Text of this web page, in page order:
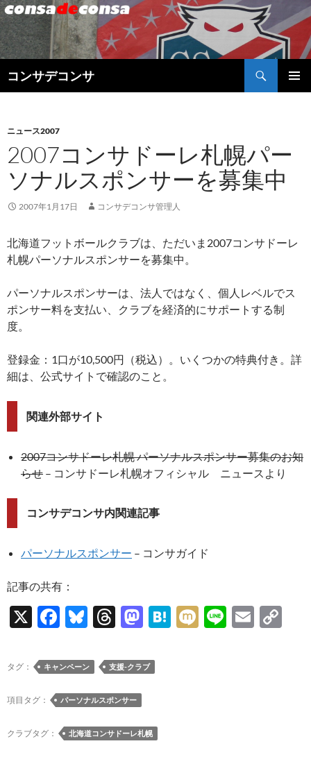
コンサデコンサ
索
ン
ツ
へ
ス
キ
ッ
ニュース2007
2007コンサドーレ札幌パー
ソナルスポンサーを募集中
2007年1月17日 コンサデコンサ管理人
北海道フットボールクラブは、ただいま2007コンサドーレ
札幌パーソナルスポンサーを募集中。
パーソナルスポンサーは、法人ではなく、個人レベルでス
ポンサー料を支払い、クラブを経済的にサポートする制
度。
登録金：1口が10,500円（税込）。いくつかの特典付き。詳
細は、公式サイトで確認のこと。
関連外部サイト
2007コンサドーレ札幌 パーソナルスポンサー募集のお知
らせ – コンサドーレ札幌オフィシャル ニュースより
コンサデコンサ内関連記事
パーソナルスポンサー – コンサガイド
記事の共有：
X
F
e
b
o
o
k
Bl
es
k
y
T
e
a
ds
M
to
d
n
H
M Li
E
タグ： キャンペーン 支援-クラブ
項目タグ： パーソナルスポンサー
クラブタグ： 北海道コンサドーレ札幌